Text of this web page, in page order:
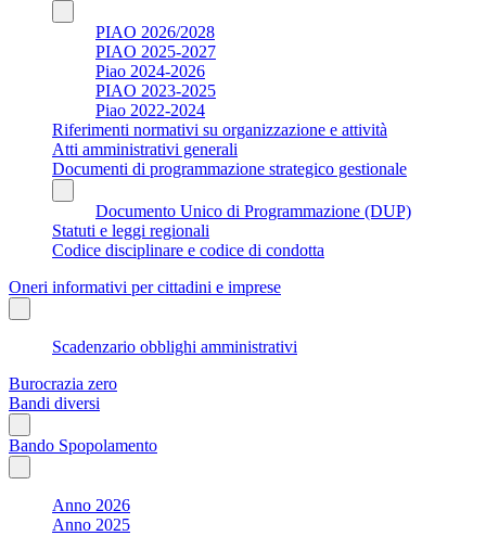
PIAO 2026/2028
PIAO 2025-2027
Piao 2024-2026
PIAO 2023-2025
Piao 2022-2024
Riferimenti normativi su organizzazione e attività
Atti amministrativi generali
Documenti di programmazione strategico gestionale
Documento Unico di Programmazione (DUP)
Statuti e leggi regionali
Codice disciplinare e codice di condotta
Oneri informativi per cittadini e imprese
Scadenzario obblighi amministrativi
Burocrazia zero
Bandi diversi
Bando Spopolamento
Anno 2026
Anno 2025